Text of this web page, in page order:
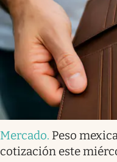
Mercado. Peso
cotización este